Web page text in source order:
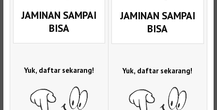
JAMINAN SAMPAI
BISA
Yuk, daftar sekarang!
JAMINAN SAMPAI
BISA
Yuk, daftar sekarang!